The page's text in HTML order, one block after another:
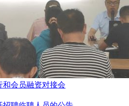
会员融资对接会